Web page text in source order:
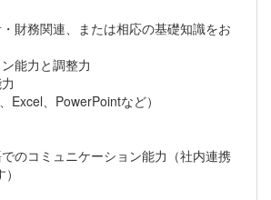
財務関連、または相応の基礎知識をお
能力と調整力
Excel、PowerPointなど）
のコミュニケーション能力（社内連携